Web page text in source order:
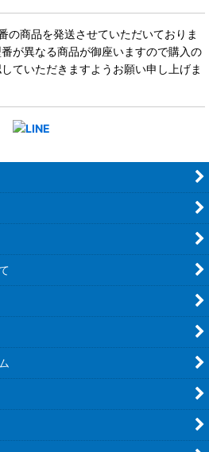
の商品を発送させていただいておりま
が異なる商品が御座いますので購入の
ていただきますようお願い申し上げま